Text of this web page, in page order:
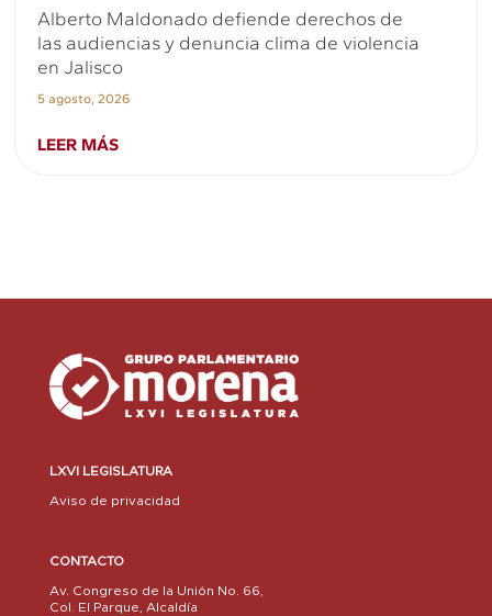
Alberto Maldonado defiende derechos de
las audiencias y denuncia clima de violencia
en Jalisco
5 agosto, 2026
LEER MÁS
LXVI LEGISLATURA
Aviso de privacidad
CONTACTO
Av. Congreso de la Unión No. 66,
Col. El Parque, Alcaldía